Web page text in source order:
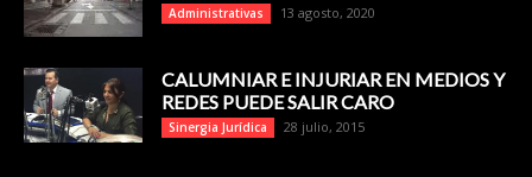
Administrativas 13 agosto, 2020
CALUMNIAR E INJURIAR EN MEDIOS Y
REDES PUEDE SALIR CARO
Sinergia Jurídica 28 julio, 2015